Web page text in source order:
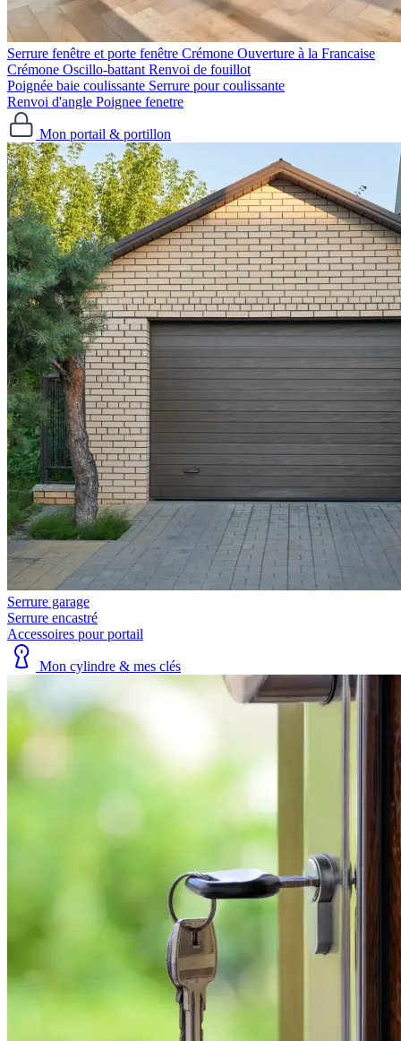
Serrure fenêtre et porte fenêtre Crémone Ouverture à la Francaise
Crémone Oscillo-battant Renvoi de fouillot
Poignée baie coulissante Serrure pour coulissante
Renvoi d'angle Poignee fenetre
Mon portail & portillon
Serrure garage
Serrure encastré
Accessoires pour portail
Mon cylindre & mes clés